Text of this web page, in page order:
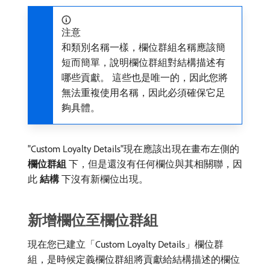
注意
和類別名稱一樣，欄位群組名稱應該簡
短而簡單，說明欄位群組對結構描述有
哪些貢獻。 這些也是唯一的，因此您將
無法重複使用名稱，因此必須確保它足
夠具體。
"Custom Loyalty Details"現在應該出現在畫布左側的​
欄位群組 ​下，但是還沒有任何欄位與其相關聯，因
此​ 結構 ​下沒有新欄位出現。
新增欄位至欄位群組
現在您已建立「Custom Loyalty Details」欄位群
組，是時候定義欄位群組將貢獻給結構描述的欄位